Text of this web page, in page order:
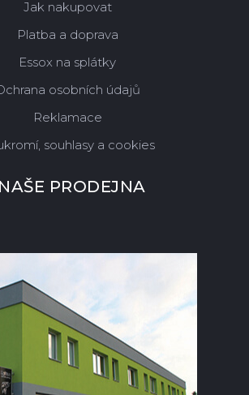
Jak nakupovat
Platba a doprava
Essox na splátky
osobních údajů
Reklamace
souhlasy a cookies
NAŠE PRODEJNA